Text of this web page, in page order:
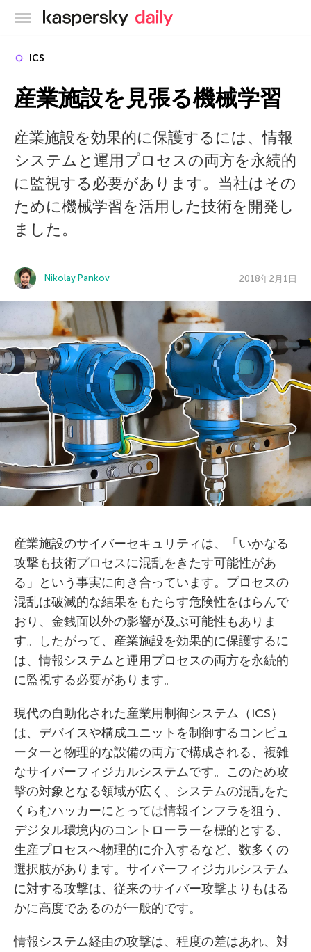
カスペルスキー公式ブログ
ICS
産業施設を見張る機械学習
産業施設を効果的に保護するには、情報
システムと運用プロセスの両方を永続的
に監視する必要があります。当社はその
ために機械学習を活用した技術を開発し
ました。
Nikolay Pankov 2018年2月1日
産業施設のサイバーセキュリティは、「いかなる
攻撃も技術プロセスに混乱をきたす可能性があ
る」という事実に向き合っています。プロセスの
混乱は破滅的な結果をもたらす危険性をはらんで
おり、金銭面以外の影響が及ぶ可能性もありま
す。したがって、産業施設を効果的に保護するに
は、情報システムと運用プロセスの両方を永続的
に監視する必要があります。
現代の自動化された産業用制御システム（ICS）
は、デバイスや構成ユニットを制御するコンピュ
ーターと物理的な設備の両方で構成される、複雑
なサイバーフィジカルシステムです。このため攻
撃の対象となる領域が広く、システムの混乱をた
くらむハッカーにとっては情報インフラを狙う、
デジタル環境内のコントローラーを標的とする、
生産プロセスへ物理的に介入するなど、数多くの
選択肢があります。サイバーフィジカルシステム
に対する攻撃は、従来のサイバー攻撃よりもはる
かに高度であるのが一般的です。
情報システム経由の攻撃は、程度の差はあれ、対